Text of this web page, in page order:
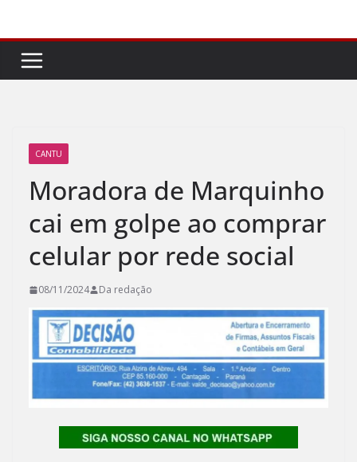
conteúdo
CANTU
Moradora de Marquinho
cai em golpe ao comprar
celular por rede social
08/11/2024 Da redação